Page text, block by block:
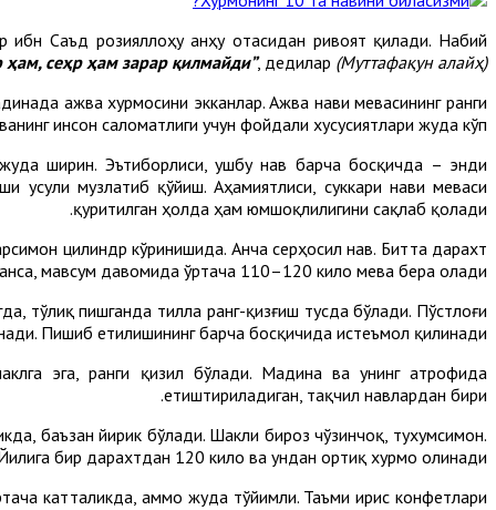
Саъд розияллоҳу анҳу отасидан ривоят қилади. Набий
сеҳр ҳам зарар қилмайди”, дедилар (Муттафақун алайҳ)
ажва хурмосини экканлар. Ажва нави мевасининг ранги
инсон саломатлиги учун фойдали хусусиятлари жуда кўп.
ширин. Эътиборлиси, ушбу нав барча босқичда – энди
усули музлатиб қўйиш. Аҳамиятлиси, суккари нави меваси
қуритилган ҳолда ҳам юмшоқлилигини сақлаб қолади.
цилиндр кўринишида. Анча серҳосил нав. Битта дарахт
мавсум давомида ўртача 110–120 кило мева бера олади.
тўлиқ пишганда тилла ранг-қизғиш тусда бўлади. Пўстлоғи
Пишиб етилишининг барча босқичида истеъмол қилинади.
эга, ранги қизил бўлади. Мадина ва унинг атрофида
етиштириладиган, тақчил навлардан бири.
баъзан йирик бўлади. Шакли бироз чўзинчоқ, тухумсимон.
бир дарахтдан 120 кило ва ундан ортиқ хурмо олинади.
катталикда, аммо жуда тўйимли. Таъми ирис конфетлари